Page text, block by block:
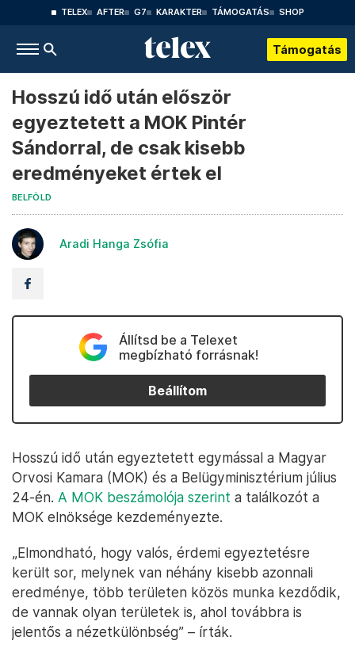
TELEX AFTER G7 KARAKTER TÁMOGATÁS SHOP
Támogatás
Hosszú idő után először
egyeztetett a MOK Pintér
Sándorral, de csak kisebb
eredményeket értek el
BELFÖLD
Aradi Hanga Zsófia
Állítsd be a Telexet
megbízható forrásnak!
Beállítom
Hosszú idő után egyeztetett egymással a Magyar
Orvosi Kamara (MOK) és a Belügyminisztérium július
24-én. A MOK beszámolója szerint a találkozót a
MOK elnöksége kezdeményezte.
„Elmondható, hogy valós, érdemi egyeztetésre
került sor, melynek van néhány kisebb azonnali
eredménye, több területen közös munka kezdődik,
de vannak olyan területek is, ahol továbbra is
jelentős a nézetkülönbség” – írták.